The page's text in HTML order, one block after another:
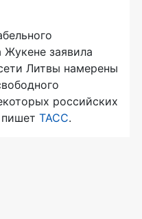
заявила
Литвы намерены
российских
ТАСС.